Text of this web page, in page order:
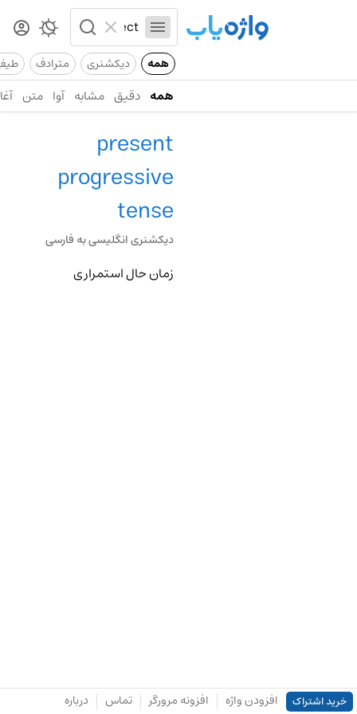
همه دیکشنری مترادف
همه دقیق مشابه آوا متن
present
progressive
tense
دیکشنری انگلیسی به فارسی
زمان حال استمراری
خرید اشتراک افزودن واژه افزونه مرورگر تماس درباره